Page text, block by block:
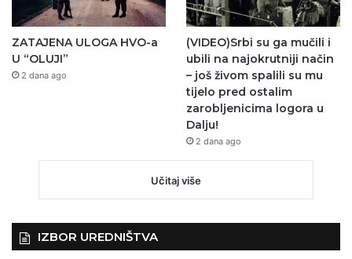
ZATAJENA ULOGA HVO-a
U “OLUJI”
2 dana ago
(VIDEO)Srbi su ga mučili i
ubili na najokrutniji način
– još živom spalili su mu
tijelo pred ostalim
zarobljenicima logora u
Dalju!
2 dana ago
Učitaj više
IZBOR UREDNIŠTVA